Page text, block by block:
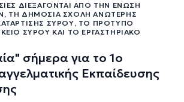
ΔΙΕΞΆΓΟΝΤΑΙ ΑΠΌ ΤΗΝ ΈΝΩΣΗ
ΤΗ ΔΗΜΌΣΙΑ ΣΧΟΛΉ ΑΝΏΤΕΡΗΣ
ΣΎΡΟΥ, ΤΟ ΠΡΌΤΥΠΟ
ΣΎΡΟΥ ΚΑΙ ΤΟ ΕΡΓΑΣΤΗΡΙΑΚΌ
σήμερα για το 1ο
Εκπαίδευσης